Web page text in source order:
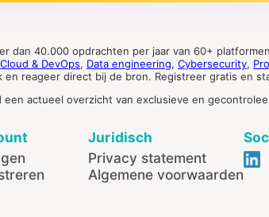
dan 40.000 opdrachten per jaar van 60+
Cloud & DevOps, Data engineering, Cybersecurity,
reageer direct bij de bron. Registreer gratis en
een actueel overzicht van exclusieve en
Juridisch
Privacy statement
Algemene voorwaarden